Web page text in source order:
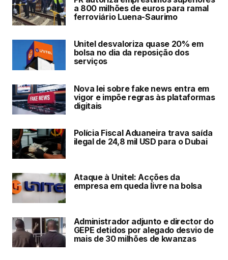
a 800 milhões de euros para ramal
ferroviário Luena-Saurimo
Unitel desvaloriza quase 20% em
bolsa no dia da reposição dos
serviços
Nova lei sobre fake news entra em
vigor e impõe regras às plataformas
digitais
Polícia Fiscal Aduaneira trava saída
ilegal de 24,8 mil USD para o Dubai
Ataque à Unitel: Acções da
empresa em queda livre na bolsa
Administrador adjunto e director do
GEPE detidos por alegado desvio de
mais de 30 milhões de kwanzas